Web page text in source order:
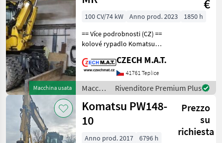
Macchina usata
€
100 CV/74 kW Anno prod. 2023
1850 h
== Více podrobnosti (CZ) ==
kolové rypadlo Komatsu
kopání opěry rok 2023
najeto 1 850 mth motor 73
kW váha 14.5 t hydraulické
vývody obě řidit
CZECH M.A.T.
41761 Teplice
Macchine
edili /
Komatsu
Rivenditore Premium Plus
Komatsu PW148-
10
Prezzo
su
richiesta
Anno prod. 2017
6796 h